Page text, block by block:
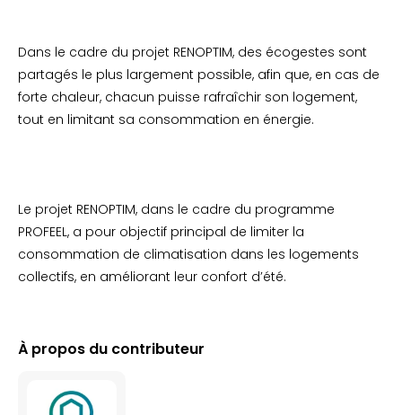
Dans le cadre du projet RENOPTIM, des écogestes sont
partagés le plus largement possible, afin que, en cas de
forte chaleur, chacun puisse rafraîchir son logement,
tout en limitant sa consommation en énergie.
Le projet RENOPTIM, dans le cadre du programme
PROFEEL, a pour objectif principal de limiter la
consommation de climatisation dans les logements
collectifs, en améliorant leur confort d’été.
À propos du contributeur